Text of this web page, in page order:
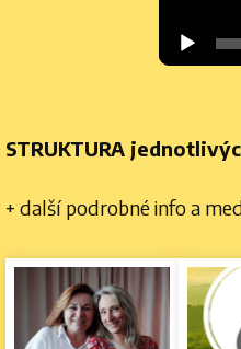
STRUKTURA
+ další podrobné info a